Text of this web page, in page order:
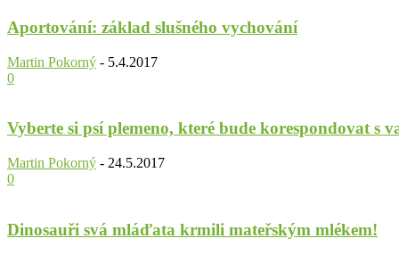
Aportování: základ slušného vychování
Martin Pokorný - 5.4.2017
0
Vyberte si psí plemeno, které bude korespondovat s
Martin Pokorný - 24.5.2017
0
Dinosauři svá mláďata krmili mateřským mlékem!